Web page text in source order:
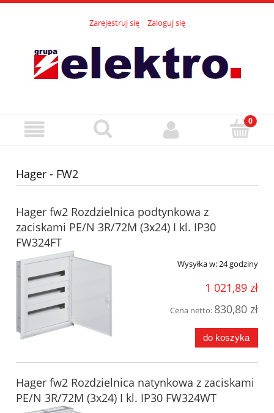
Zarejestruj się Zaloguj się
Hager - FW2
Hager fw2 Rozdzielnica podtynkowa z
zaciskami PE/N 3R/72M (3x24) I kl. IP30
FW324FT
Wysyłka w:24 godziny
1 021,89 zł
Cena netto: 830,80 zł
do koszyka
Hager fw2 Rozdzielnica natynkowa z zaciskami
PE/N 3R/72M (3x24) I kl. IP30 FW324WT